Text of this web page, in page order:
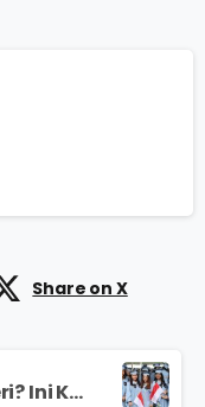
Share on X
Mau Kuliah di Luar Negeri? Ini Kelebihan dan Kekurangannya!